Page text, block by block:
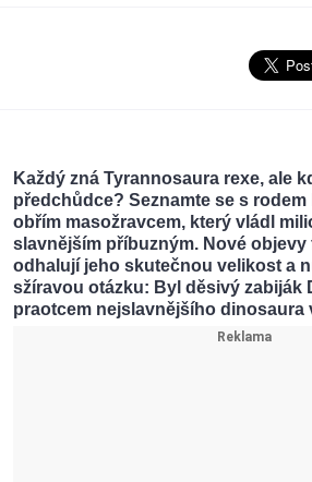
Každý zná Tyrannosaura rexe, ale
předchůdce? Seznamte se s
obřím masožravcem, který vládl
slavnějším příbuzným. Nové
odhalují jeho skutečnou velikost a
sžíravou otázku: Byl děsivý zabiják
praotcem nejslavnějšího dinosaura